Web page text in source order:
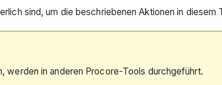
sind, um die beschriebenen Aktionen in diesem
werden in anderen Procore-Tools durchgeführt.